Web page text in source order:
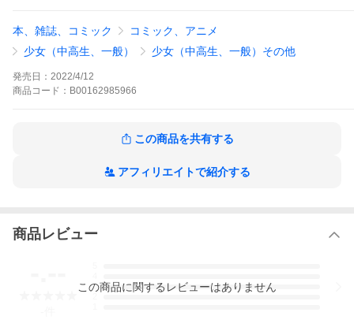
クインコミックス
フィオーナはシドニーの人気ウエディングコーディネーター。あ
る日、大富豪のキャスリンから息子の結婚式を演出してほしいと
頼まれた。が、息子フィリップとは10年前に結婚していたフィオ
ーナの元夫。なのにキャスリンは目の前のフィオーナが元嫁だと
気づきもしないのだ。複雑な思いを抱えながらも仕事をひき受け
ウエディング・ナイト (分冊版)の作品をもっと見る
本、雑誌、コミック
コミック、アニメ
少女（中高生、一般）
少女（中高生、一般）その他
発売日： 2022/4/12
商品 コード： B00162985966
この商品を共有する
アフィリエイトで紹介する
商品レビュー
3
この商品に関するレビューはありません